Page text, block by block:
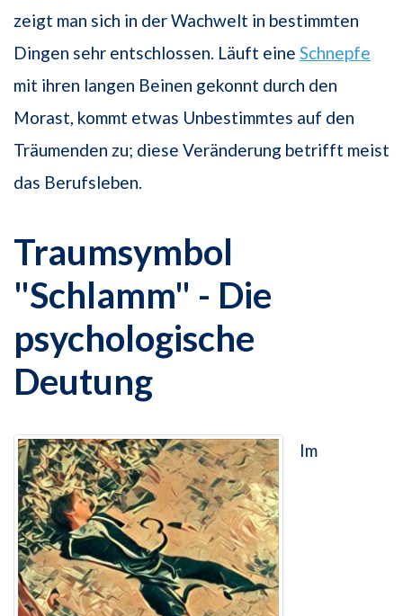
zeigt man sich in der Wachwelt in bestimmten
Dingen sehr entschlossen. Läuft eine Schnepfe
mit ihren langen Beinen gekonnt durch den
Morast, kommt etwas Unbestimmtes auf den
Träumenden zu; diese Veränderung betrifft meist
das Berufsleben.
Traumsymbol
"Schlamm" - Die
psychologische
Deutung
Im